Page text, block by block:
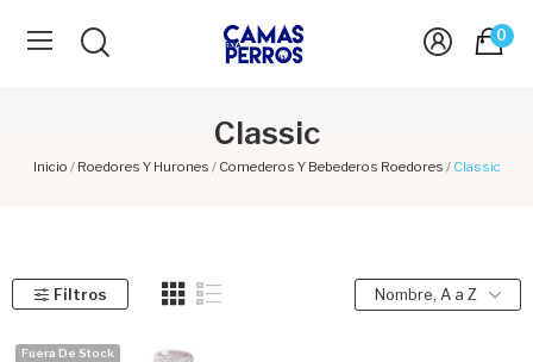
0
Classic
Inicio Roedores Y Hurones Comederos Y Bebederos Roedores Classic
Filtros Nombre, A a Z
Fuera De Stock